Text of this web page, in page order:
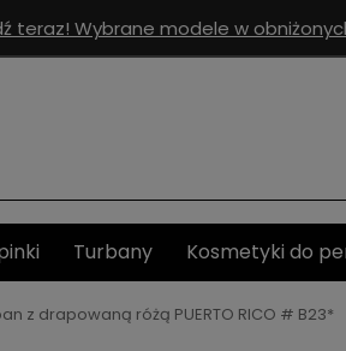
teraz! Wybrane modele w
Turbany Kosmetyki do
z drapowaną różą PUERTO RICO # B23*